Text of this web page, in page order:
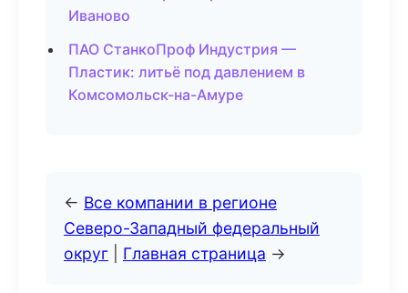
Иваново
ПАО СтанкоПроф Индустрия —
Пластик: литьё под давлением в
Комсомольск-на-Амуре
← Все компании в регионе
Северо-Западный федеральный
округ
Главная страница →